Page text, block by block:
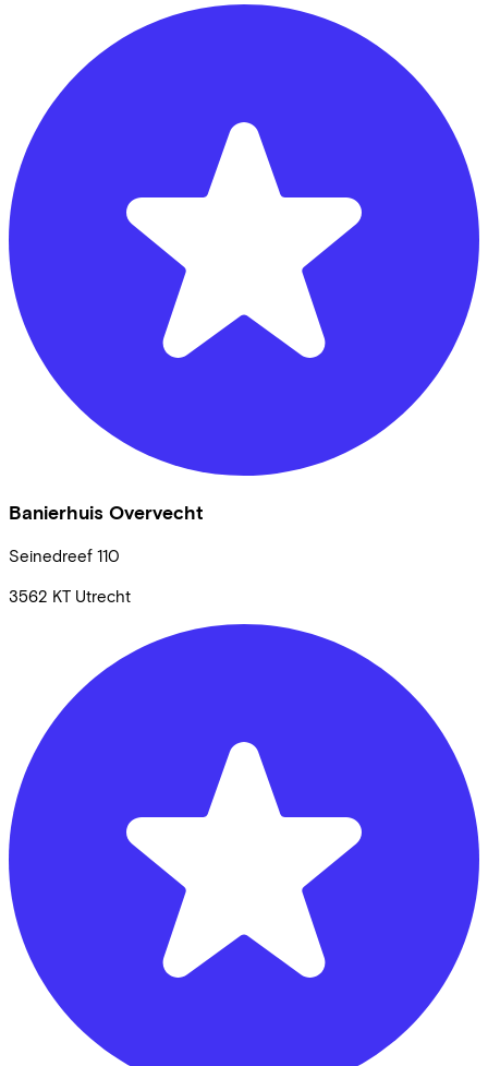
Banierhuis Overvecht
Seinedreef 110
3562 KT Utrecht